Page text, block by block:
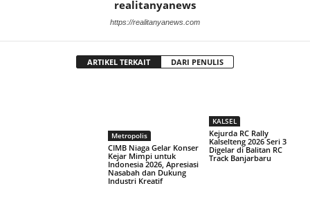
realitanyanews
https://realitanyanews.com
ARTIKEL TERKAIT DARI PENULIS
Metropolis
CIMB Niaga Gelar Konser
Kejar Mimpi untuk
Indonesia 2026, Apresiasi
Nasabah dan Dukung
Industri Kreatif
KALSEL
Kejurda RC Rally
Kalselteng 2026 Seri 3
Digelar di Balitan RC
Track Banjarbaru